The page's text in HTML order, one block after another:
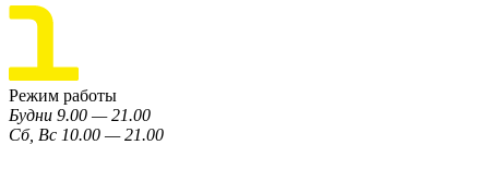
Режим работы
Будни 9.00 — 21.00
Сб, Вс 10.00 — 21.00